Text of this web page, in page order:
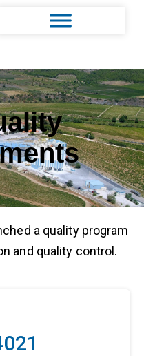
a quality program
and quality control.